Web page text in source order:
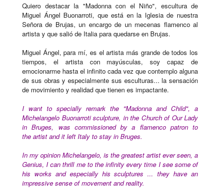
Quiero destacar la "Madonna con el Niño", escultura de
Miguel Ángel Buonarroti, que está en la Iglesia de nuestra
Señora de Brujas, un encargo de un mecenas flamenco al
artista y que salió de Italia para quedarse en Brujas.
Miguel Ángel, para mí, es el artista más grande de todos los
tiempos, el artista con mayúsculas, soy capaz de
emocionarme hasta el infinito cada vez que contemplo alguna
de sus obras y especialmente sus esculturas... la sensación
de movimiento y realidad que tienen es impactante.
I want to specially remark the "Madonna and Child", a
Michelangelo Buonarrotisculpture, in the Church of Our Lady
in Bruges, was commissioned by a flamenco patron to
the artist and it left Italy to stay in Bruges.
In my opinion Michelangelo, is the greatest artist ever seen, a
Genius, I can thrill me to the infinity every time I see some of
his works and especially his sculptures ...they have an
impressive sense of movement and reality.